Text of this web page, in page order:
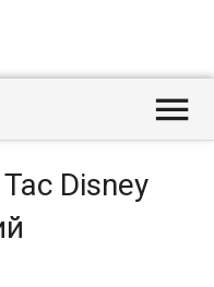

Disney